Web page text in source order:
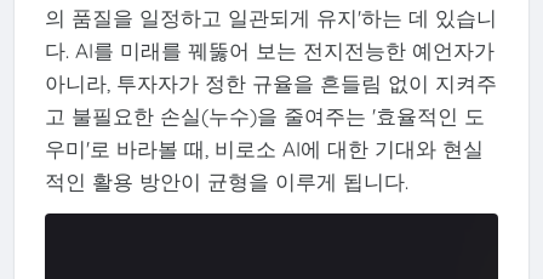
의 품질을 일정하고 일관되게 유지'하는 데 있습니
다. AI를 미래를 꿰뚫어 보는 전지전능한 예언자가
아니라, 투자자가 정한 규율을 흔들림 없이 지켜주
고 불필요한 손실(누수)을 줄여주는 '효율적인 도
우미'로 바라볼 때, 비로소 AI에 대한 기대와 현실
적인 활용 방안이 균형을 이루게 됩니다.